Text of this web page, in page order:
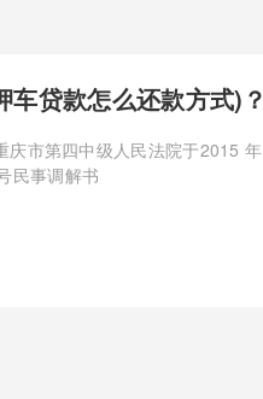
贷款怎么还款方式)？
庆市第四中级人民法院于2015 年
民事调解书